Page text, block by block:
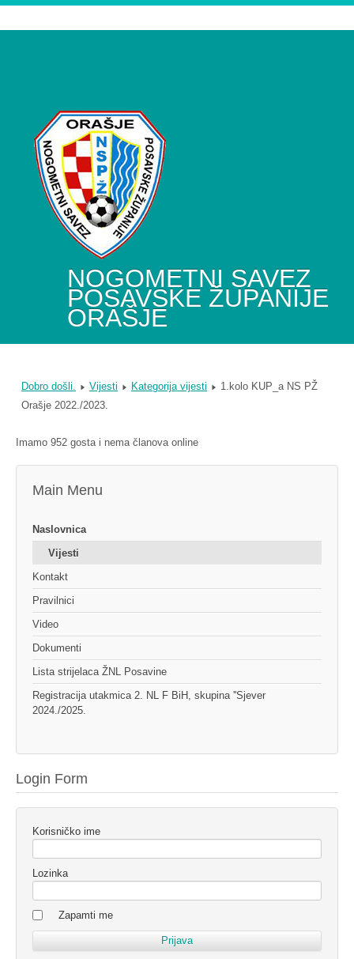
NOGOMETNI SAVEZ
POSAVSKE ŽUPANIJE
ORAŠJE
Dobro došli. Vijesti Kategorija vijesti
1.kolo KUP_a NS PŽ
Orašje 2022./2023.
Imamo 952 gosta i nema članova online
Main Menu
Naslovnica
Vijesti
Kontakt
Pravilnici
Video
Dokumenti
Lista strijelaca ŽNL Posavine
Registracija utakmica 2. NL F BiH, skupina ''Sjever
2024./2025.
Login Form
Korisničko ime
Lozinka
Zapamti me